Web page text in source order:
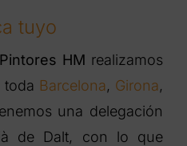
tuyo
Pintores HM realizamos
toda Barcelona, Girona,
una delegación
de Dalt, con lo que